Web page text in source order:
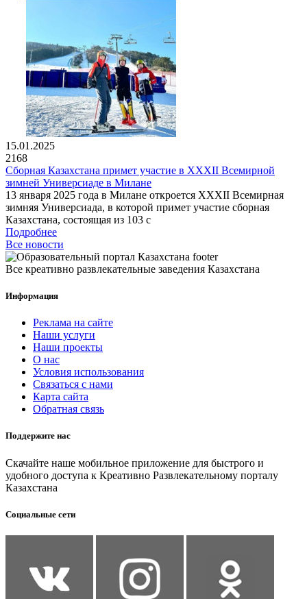
15.01.2025
2168
Сборная Казахстана примет участие в XXXII Всемирной
зимней Универсиаде в Милане
13 января 2025 года в Милане откроется XXXII Всемирная
зимняя Универсиада, в которой примет участие сборная
Казахстана, состоящая из 103 с
Подробнее
Все новости
Все креативно развлекательные заведения Казахстана
Информация
Реклама на сайте
Наши услуги
Наши проекты
О нас
Условия использования
Связаться с нами
Карта сайта
Обратная связь
Поддержите нас
Скачайте наше мобильное приложение для быстрого и
удобного доступа к Креативно Развлекательному порталу
Казахстана
Социальные сети